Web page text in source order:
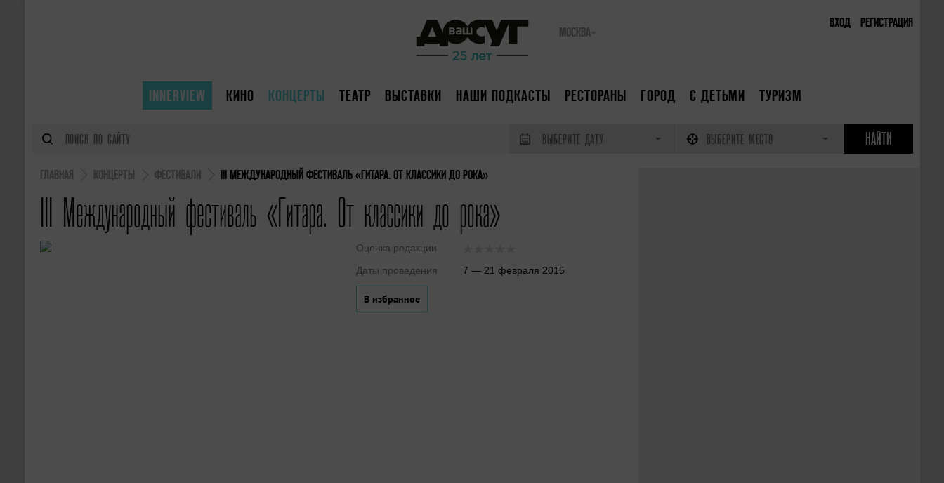
ВХОД РЕГИСТРАЦИЯ
МОСКВА
INNERVIEW КИНО КОНЦЕРТЫ ТЕАТР ВЫСТАВКИ НАШИ ПОДКАСТЫ РЕСТОРАНЫ ГОРОД С ДЕТЬМИ ТУРИЗМ
ВЫБЕРИТЕ ДАТУ ВЫБЕРИТЕ МЕСТО
ГЛАВНАЯ КОНЦЕРТЫ ФЕСТИВАЛИ III МЕЖДУНАРОДНЫЙ ФЕСТИВАЛЬ «ГИТАРА. ОТ КЛАССИКИ ДО РОКА»
III Международный фестиваль «Гитара. От классики до рока»
Оценка редакции
Даты проведения
7 — 21 февраля 2015
В избранное